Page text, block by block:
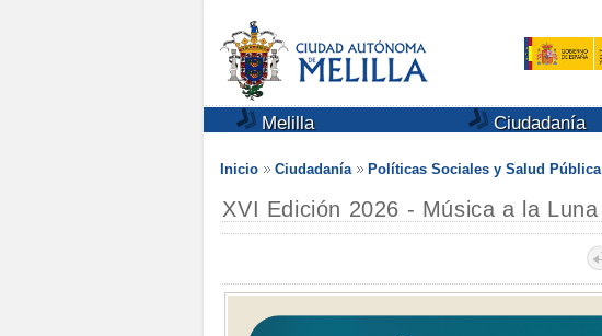
Melilla Ciudadanía
Inicio Ciudadanía Políticas Sociales y Salud Pública
XVI Edición 2026 - Música a la Luna